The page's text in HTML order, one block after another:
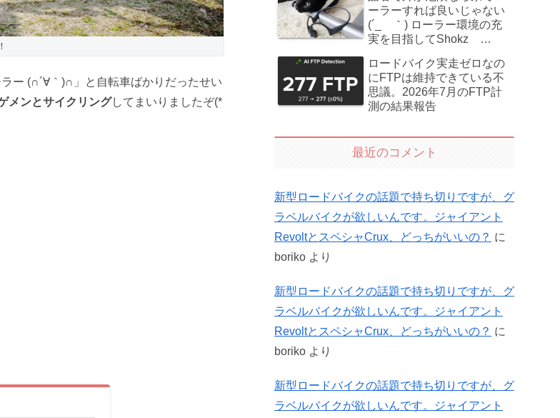
ー (∩´∀｀)∩」と自転車ばかりだったせい
メンとサイクリングしてまいりましたぞ(*
ーラーすれば良いじゃない
(´_ゝ｀) ローラー環境の充
実を目指してShokz
た
ロードバイク実走ゼロなの
にFTPは維持できている不
思議。2026年7月のFTP計
測の結果報告
最近のコメント
新型ロードバイクの話題で持ち切りですが、グ
ラベルバイクが欲しいんです。ジャイアント
RevoltとスペシャCrux、どっちがいいの？ に
boriko より
新型ロードバイクの話題で持ち切りですが、グ
ラベルバイクが欲しいんです。ジャイアント
RevoltとスペシャCrux、どっちがいいの？ に
boriko より
新型ロードバイクの話題で持ち切りですが、グ
ラベルバイクが欲しいんです。ジャイアント